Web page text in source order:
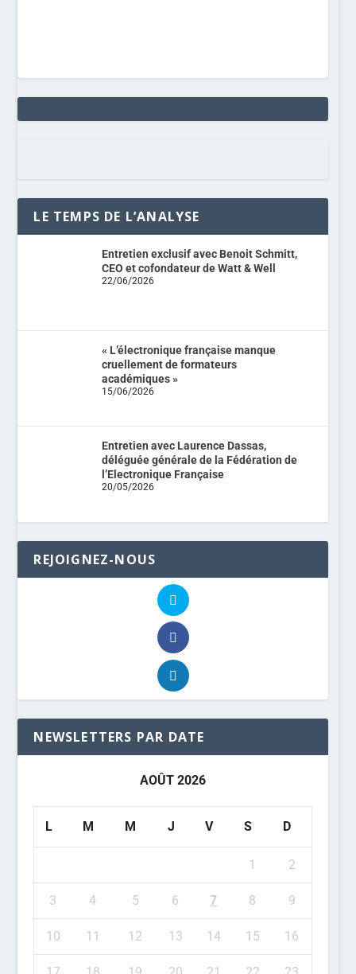
LE TEMPS DE L’ANALYSE
Entretien exclusif avec Benoit Schmitt,
CEO et cofondateur de Watt & Well
22/06/2026
« L’électronique française manque
cruellement de formateurs
académiques »
15/06/2026
Entretien avec Laurence Dassas,
déléguée générale de la Fédération de
l’Electronique Française
20/05/2026
REJOIGNEZ-NOUS
NEWSLETTERS PAR DATE
AOÛT 2026
L M M J V S D
1 2
3 4 5 6 7 8 9
10 11 12 13 14 15 16